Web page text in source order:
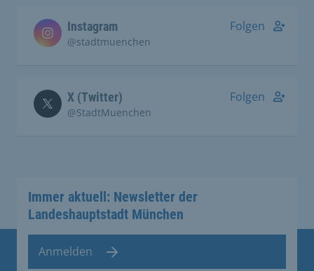
Instagram
@stadtmuenchen
Folgen
X (Twitter)
@StadtMuenchen
Folgen
Immer aktuell: Newsletter der
Landeshauptstadt München
Anmelden